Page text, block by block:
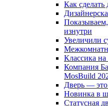
Как сделать
изнутри
Увеличили
Классика на
Компания
MosBuild
Дверь — это
Новинка в
Статусная